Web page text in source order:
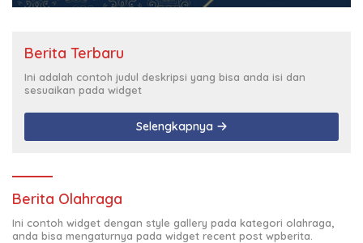
Berita Terbaru
Ini adalah contoh judul deskripsi yang bisa anda isi dan
sesuaikan pada widget
Selengkapnya
Berita Olahraga
Ini contoh widget dengan style gallery pada kategori olahraga,
anda bisa mengaturnya pada widget recent post wpberita.